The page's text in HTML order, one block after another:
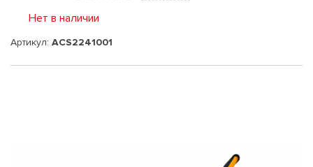
Нет в наличии
Артикул: ACS2241001